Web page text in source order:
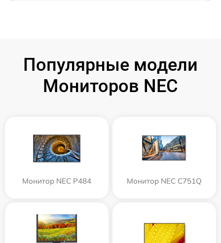
Популярные модели
Мониторов NEC
Монитор NEC P484 Монитор NEC C751Q